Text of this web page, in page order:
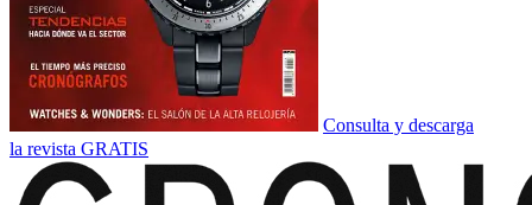
Consulta y descarga
la revista GRATIS